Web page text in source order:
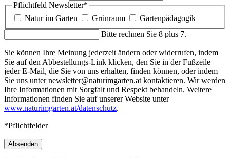
Pflichtfeld Newsletter*
Natur im Garten
Grünraum
Gartenpädagogik
Bitte rechnen Sie 8 plus 7.
Sie können Ihre Meinung jederzeit ändern oder widerrufen, indem
Sie auf den Abbestellungs-Link klicken, den Sie in der Fußzeile
jeder E-Mail, die Sie von uns erhalten, finden können, oder indem
Sie uns unter newsletter@naturimgarten.at kontaktieren. Wir werden
Ihre Informationen mit Sorgfalt und Respekt behandeln. Weitere
Informationen finden Sie auf unserer Website unter
www.naturimgarten.at/datenschutz.
*Pflichtfelder
Absenden